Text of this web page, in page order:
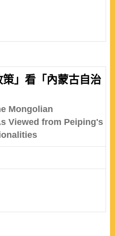
」看「內蒙古自治
Mongolian
Viewed from Peiping's